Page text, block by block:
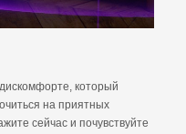
который
на приятных
сейчас и почувствуйте